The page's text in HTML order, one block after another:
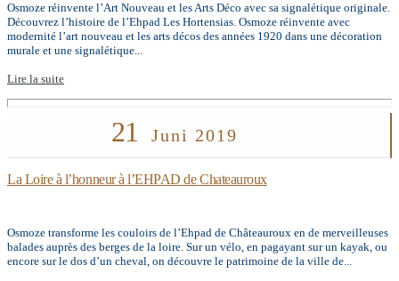
Osmoze réinvente l’Art Nouveau et les Arts Déco avec sa signalétique originale.
Découvrez l’histoire de l’Ehpad Les Hortensias. Osmoze réinvente avec
modernité l’art nouveau et les arts décos des années 1920 dans une décoration
murale et une signalétique...
Lire la suite
21 Juni 2019
La Loire à l’honneur à l’EHPAD de Chateauroux
Osmoze transforme les couloirs de l’Ehpad de Châteauroux en de merveilleuses
balades auprès des berges de la loire. Sur un vélo, en pagayant sur un kayak, ou
encore sur le dos d’un cheval, on découvre le patrimoine de la ville de...